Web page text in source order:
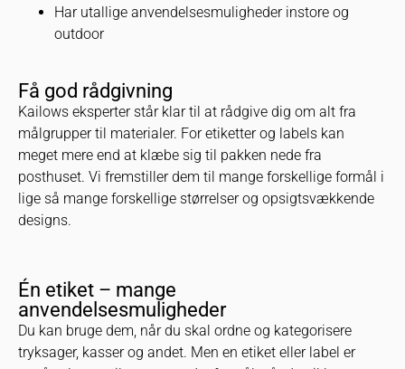
Har utallige anvendelsesmuligheder instore og
outdoor
Få god rådgivning
Kailows eksperter står klar til at rådgive dig om alt fra
målgrupper til materialer. For etiketter og labels kan
meget mere end at klæbe sig til pakken nede fra
posthuset. Vi fremstiller dem til mange forskellige formål i
lige så mange forskellige størrelser og opsigtsvækkende
designs.
Én etiket – mange
anvendelsesmuligheder
Du kan bruge dem, når du skal ordne og kategorisere
tryksager, kasser og andet. Men en etiket eller label er